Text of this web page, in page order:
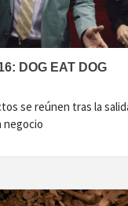
DOG EAT DOG
se reúnen tras la
negocio